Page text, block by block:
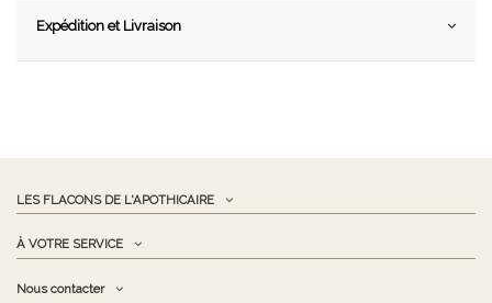
Expédition et Livraison
LES FLACONS DE L'APOTHICAIRE
À VOTRE SERVICE
Nous contacter